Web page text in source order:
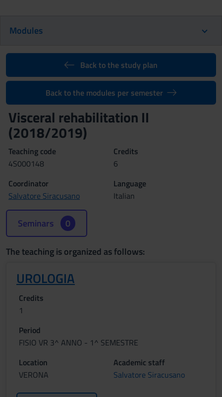
Modules
Back to the study plan
Back to the modules per semester
Visceral rehabilitation II
(2018/2019)
Teaching code
4S000148
Credits
6
Coordinator
Salvatore Siracusano
Language
Italian
Seminars 0
The teaching is organized as follows:
UROLOGIA
Credits
1
Period
FISIO VR 3^ ANNO - 1^ SEMESTRE
Location
VERONA
Academic staff
Salvatore Siracusano